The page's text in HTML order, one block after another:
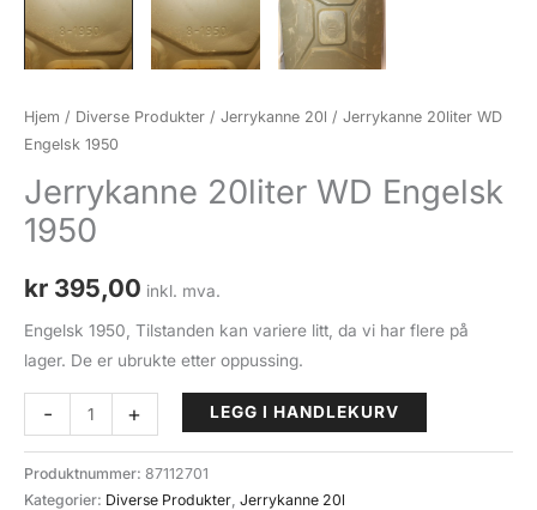
Hjem / Diverse Produkter / Jerrykanne 20l / Jerrykanne 20liter WD
Engelsk 1950
Jerrykanne 20liter WD Engelsk
1950
kr 395,00 inkl. mva.
Engelsk 1950, Tilstanden kan variere litt, da vi har flere på
lager. De er ubrukte etter oppussing.
-
Jerrykanne
20liter
WD
Engelsk
+ LEGG I HANDLEKURV
Produktnummer: 87112701
Kategorier: Diverse Produkter Jerrykanne 20l